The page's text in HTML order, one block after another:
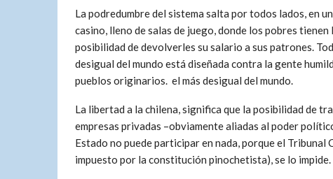
La podredumbre del sistema salta por todos lados, en
casino, lleno de salas de juego, donde los pobres tienen
posibilidad de devolverles su salario a sus patrones.
desigual del mundo está diseñada contra la gente
pueblos originarios. el más desigual del mundo.
La libertad a la chilena, significa que la posibilidad de
empresas privadas –obviamente aliadas al poder
Estado no puede participar en nada, porque el
impuesto por la constitución pinochetista), se lo impide.